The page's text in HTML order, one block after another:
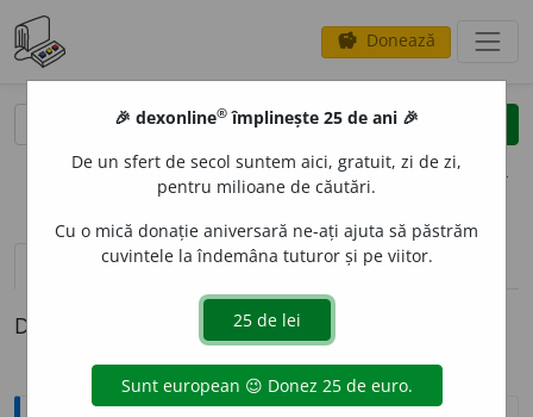
savings Donează
clear
opțiuni
definiții (1) pronunțievolume_up (45)
Definiția cu ID-ul 1196:
🎉 dexonline® împlinește 25 de ani 🎉
De un sfert de secol suntem aici, gratuit, zi de zi,
pentru milioane de căutări.
Cu o mică donație aniversară ne-ați ajuta să păstrăm
cuvintele la îndemâna tuturor și pe viitor.